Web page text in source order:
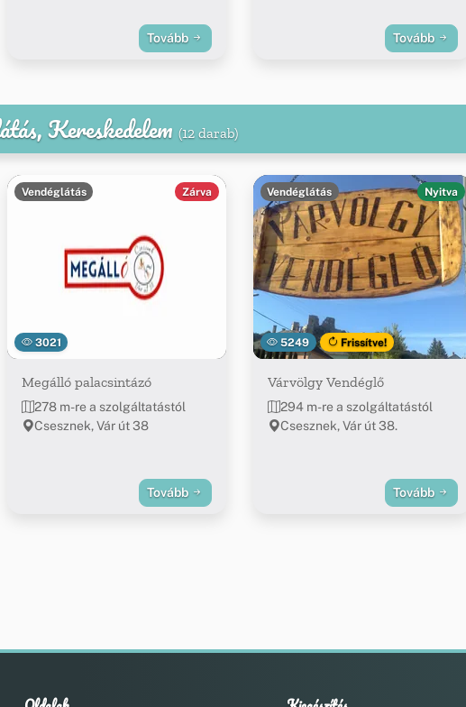
Tovább Tovább
Kereskedelem (12 darab)
3021
Vendéglátás Zárva
Megálló palacsintázó
278 m-re a szolgáltatástól
Csesznek, Vár út 38
Tovább
5249 Frissítve!
Vendéglátás Nyitva
Várvölgy Vendéglő
294 m-re a szolgáltatástól
Csesznek, Vár út 38.
Tovább